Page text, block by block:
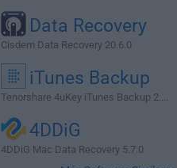
Data Recovery
Cisdem Data Recovery 20.6.0
iTunes Backup
Tenorshare 4uKey iTunes Backup 2....
4DDiG
4DDiG Mac Data Recovery 5.7.0